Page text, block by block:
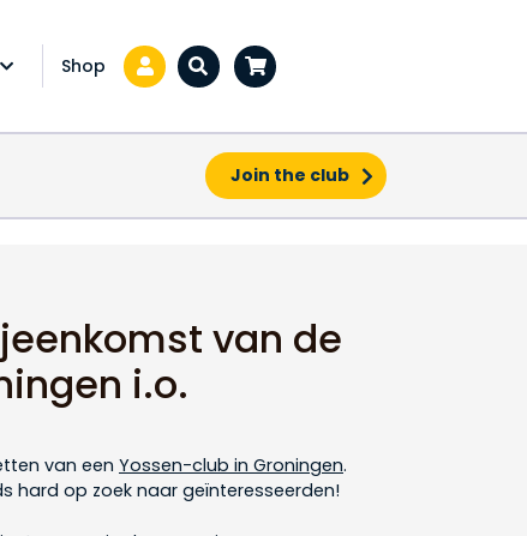
Shop Zoeken...
Join the club
van de
i.o.
van een Yossen-club in Groningen.
hard op zoek naar geïnteresseerden!